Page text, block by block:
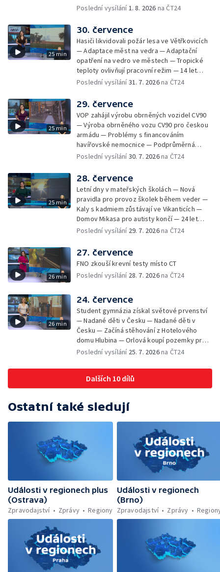
Troubek — Opravy Rudné omezí dopravu —
počasí na následující dny — Vedra táhnou na
chladnější místa — Hasiči lokalizovali požár
lesa na Opavsku — Požáry zemědělské
techniky na Olomoucku — Dva roky od
požáru škol v Českém Těšíně — Výstava
Sladké vzpomínky Opavska
Poslední vysílání1. 8. 2026 na ČT24
25 min
30. července
Hasiči likvidovali požár lesa ve Větřkovicích
— Adaptace měst na vedra — Adaptační
opatření na vedro ve městech — Tropické
teploty ovlivňují pracovní režim — 14 let
vězení za vraždu ženy ve Staříči/ —
— Podvodník připravil 17 lidí o 4 miliony —
DPO pořídí 70 nových elektrobusů — V
Olomouci přibude 20 elektrobusů —
Mistryně světa Kneblová zpět v Olomouci —
Mobilní kurníky pomáhají s kvalitou půdy —
Výběr ze sociálních sítí ČT — Nové varhany v
Rudě u Rýmařova
Poslední vysílání31. 7. 2026na ČT24
25 min
29. července
VOP zahájil výrobu obrněných vozidel CV90
— Výroba obrněného vozu CV90 pro českou
armádu — Problémy s financováním
havířovské nemocnice — Podprůměrná
návštěvnost koupališť v červenci — Do
Nedostatek krve v transfuzních stanicích —
Spor kvůli novému chodníku na Keprník —
Olomoucké shakespearovské léto
Poslední vysílání30. 7. 2026na ČT24
25 min
28. července
Letní dny v mateřských školách — Nová
pravidla pro provoz školek během veder —
Kaly s kadmiem zůstávají ve Vikanticích —
Domov Mikasa pro autisty končí — 24 let
vězení za zapálení ženy — Kybernetický
Gorol se chystá na festival — Nová
cyklostezka až na Slovensko — AI pomáhá
při endoskopii — Výběr ze sociálních sítí ČT
— Zemřela baletka Vlasta Pavelcová —
Jičíně
Poslední vysílání 29. 7. 2026na ČT24
26 min
27. července
FNO zkouší krevní testy místo CT
Poslední vysílání 28. 7. 2026na ČT24
26 min
24. července
Student gymnázia získal světové prvenství
— Nadané děti v Česku — Nadané děti v
Česku — Začíná stěhování z Hotelového
domu Hlubina — Orlová koupí pozemky pro
rodinné domy — Tatra Trucks na čínském
karase obecného — Obnova zeleně v
Komenského sadech — Přehled sociálních
sítí ČT — Dobrovolný vojenský výcvik
dvoraně Bredy
Poslední vysílání 25. 7. 2026na ČT24
Dalších 10 dílů
Ostatní také sledují
Události v regionech plus
(Ostrava)
Zpravodajství
Zprávy Regiony
Události v regionech
(Brno)
Zpravodajství
Zprávy